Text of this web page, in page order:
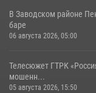
В Заводском районе
баре
06 августа 2026, 05:00
Телесюжет ГТРК
мошенн...
05 августа 2026, 15:50